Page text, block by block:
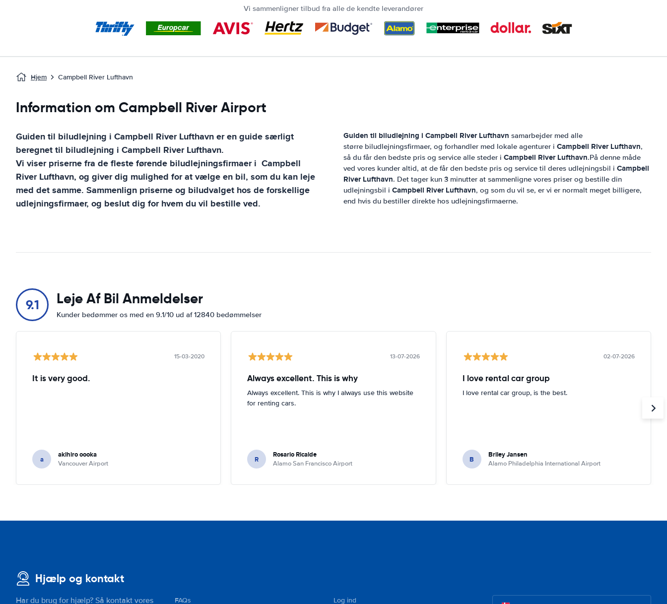
Vi sammenligner tilbud fra alle de kendte leverandører
Hjem Campbell River Lufthavn
Information om Campbell River Airport
Guiden til biludlejning i Campbell River Lufthavner en guide særligt
beregnet til biludlejning i Campbell River Lufthavn.
Vi viser priserne fra de fleste førende biludlejningsfirmaer i Campbell
River Lufthavn, og giver dig mulighed for at vælge en bil, som du kan leje
med det samme. Sammenlign priserne og biludvalget hos de forskellige
udlejningsfirmaer, og beslut dig for hvem du vil bestille ved.
Guiden til biludlejning i Campbell River Lufthavn samarbejder med alle
større biludlejningsfirmaer, og forhandler med lokale agenturer i Campbell River Lufthavn,
så du får den bedste pris og service alle steder i Campbell River Lufthavn.På denne måde
ved vores kunder altid, at de får den bedste pris og service til deres udlejningsbil i Campbell
River Lufthavn. Det tager kun 3 minutter at sammenligne vores priser og bestille din
udlejningsbil i Campbell River Lufthavn, og som du vil se, er vi er normalt meget billigere,
end hvis du bestiller direkte hos udlejningsfirmaerne.
9.1 Leje Af Bil Anmeldelser
Kunder bedømmer os med en 9.1/10 ud af 12840 bedømmelser
15-03-2020
It is very good.
a akihiro oooka
Vancouver Airport
13-07-2026
Always excellent. This is why
Always excellent. This is why I always use this website
for renting cars.
R Rosario Ricalde
Alamo San Francisco Airport
02-07-2026
I love rental car group
I love rental car group, is the best.
B Briley Jansen
Alamo Philadelphia International Airport
Hjælp og kontakt
Har du brug for hjælp? Så kontakt vores FAQs Log ind